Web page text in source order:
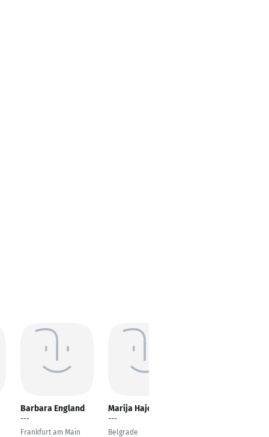
Barbara England
---
Frankfurt am Main
Marija Hajdukovic
---
Belgrade